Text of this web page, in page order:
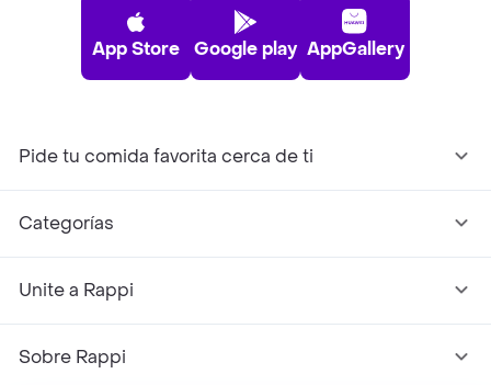
App Store Google play AppGallery
Pide tu comida favorita cerca de ti
Categorías
Unite a Rappi
Sobre Rappi